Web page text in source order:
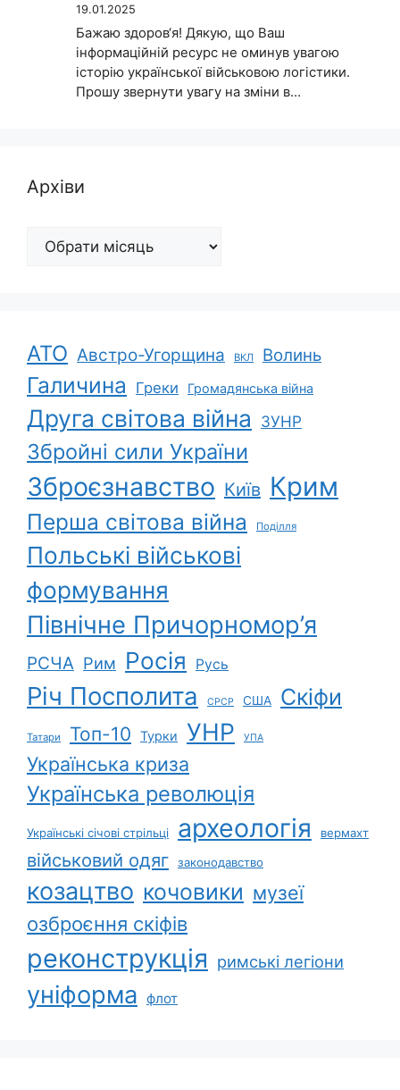
19.01.2025
Бажаю здоров‘я! Дякую, що Ваш
інформаційній ресурс не оминув увагою
історію української військовою логістики.
Прошу звернути увагу на зміни в…
Архіви
Архіви
АТО Австро-Угорщина ВКЛ Волинь
Галичина Греки Громадянська війна
Друга світова війна ЗУНР
Збройні сили України
Зброєзнавство Київ Крим
Перша світова війна Поділля
Польські військові
формування
Північне Причорномор’я
РСЧА Рим Росія Русь
Річ Посполита СРСР США Скіфи
Татари Топ-10 Турки УНР УПА
Українська криза
Українська революція
Українські січові стрільці археологія вермахт
військовий одяг законодавство
козацтво кочовики музеї
озброєння скіфів
реконструкція римські легіони
уніформа флот